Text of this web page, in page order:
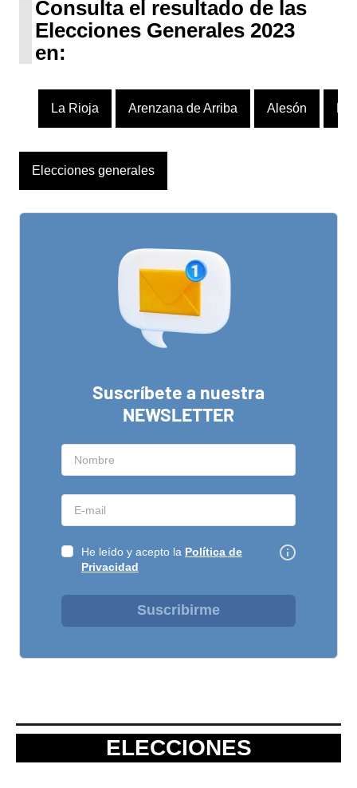
Consulta el resultado de las
Elecciones Generales 2023
en:
La Rioja Arenzana de Arriba Alesón
Elecciones generales
Suscríbete a nuestra
NEWSLETTER
He leído y acepto la Política de
Privacidad
Suscribirme
ELECCIONES